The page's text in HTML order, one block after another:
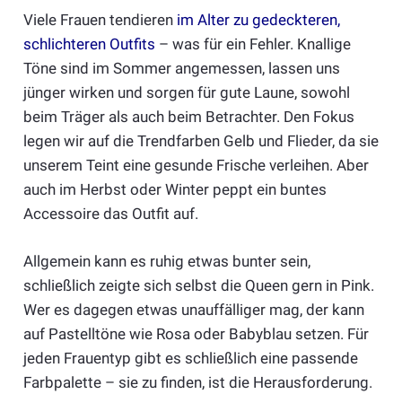
Viele Frauen tendieren im Alter zu gedeckteren,
schlichteren Outfits – was für ein Fehler. Knallige
Töne sind im Sommer angemessen, lassen uns
jünger wirken und sorgen für gute Laune, sowohl
beim Träger als auch beim Betrachter. Den Fokus
legen wir auf die Trendfarben Gelb und Flieder, da sie
unserem Teint eine gesunde Frische verleihen. Aber
auch im Herbst oder Winter peppt ein buntes
Accessoire das Outfit auf.
Allgemein kann es ruhig etwas bunter sein,
schließlich zeigte sich selbst die Queen gern in Pink.
Wer es dagegen etwas unauffälliger mag, der kann
auf Pastelltöne wie Rosa oder Babyblau setzen. Für
jeden Frauentyp gibt es schließlich eine passende
Farbpalette – sie zu finden, ist die Herausforderung.